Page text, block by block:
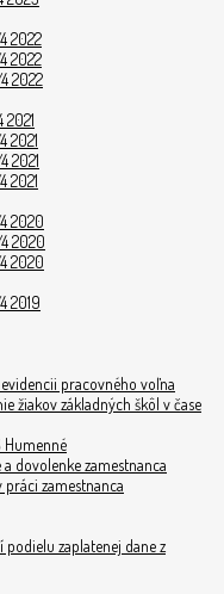
2022
2022
2022
2021
2021
2021
2021
2020
2020
2020
2019
pracovného voľna
žiakov základných škôl v čase
Humenné
dovolenke zamestnanca
zamestnanca
podielu zaplatenej dane z